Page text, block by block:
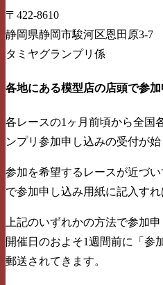
〒422-8610
静岡県静岡市駿河区恩田原3-7
タミヤグランプリ係
各地にある模型店の店頭で参
各レースの1ヶ月前頃から全国
ンプリ参加申し込みの受付が始
参加を希望するレースが近づ
で参加申し込み用紙に記入すれ
上記のいずれかの方法で参加
開催日のおよそ1週間前に「参
郵送されてきます。